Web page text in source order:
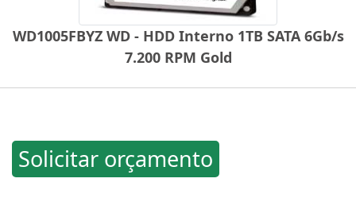
WD1005FBYZ WD - HDD Interno 1TB SATA 6Gb/s
7.200 RPM Gold
Solicitar orçamento